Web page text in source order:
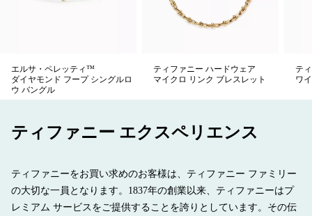
エルサ・ペレッティ™
ダイヤモンド フープ シングルロ
ウ バングル
ティファニー ハードウェア
マイクロ リンク ブレスレット
テ
ワ
ティファニー エクスペリエンス
ティファニーをお買い求めのお客様は、ティファニー ファミリー
の大切な一員となります。1837年の創業以来、ティファニーはプ
レミアム サービスをご提供することを誇りとしています。その伝